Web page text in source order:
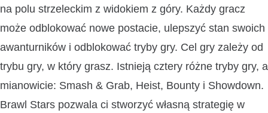
na polu strzeleckim z widokiem z góry. Każdy gracz
może odblokować nowe postacie, ulepszyć stan swoich
awanturników i odblokować tryby gry. Cel gry zależy od
trybu gry, w który grasz. Istnieją cztery różne tryby gry, a
mianowicie: Smash & Grab, Heist, Bounty i Showdown.
Brawl Stars pozwala ci stworzyć własną strategię w